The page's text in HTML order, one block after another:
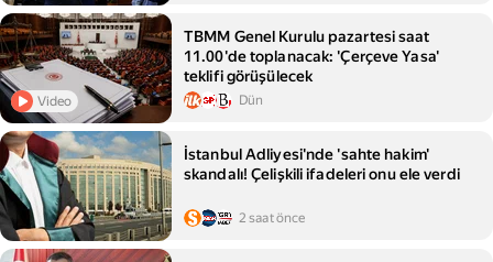
Video
TBMM Genel Kurulu pazartesi saat
11.00'de toplanacak: 'Çerçeve Yasa'
teklifi görüşülecek
Dün
İstanbul Adliyesi'nde 'sahte hakim'
skandalı! Çelişkili ifadeleri onu ele verdi
2 saat önce